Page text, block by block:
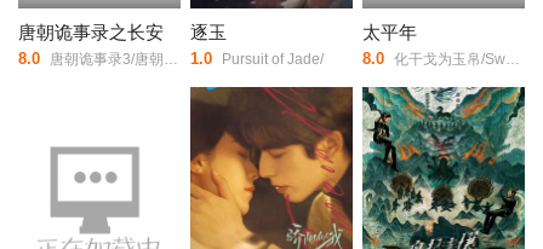
第19集 迅雷下载
迅雷下载 复制链接
第21集 迅雷下载 复制链接
第22集 迅雷下载 复制链接
唐朝诡事录之长安
8.0 唐朝诡事录3/唐朝诡事录/第三部/唐朝诡事录·长安/唐朝诡事录/第三季/唐诡3/Horror Stories of Tang Dynasty Ⅲ/Strange Legend of Tang Dynasty Ⅲ/Strange Tales of Tang Dynasty Ⅲ/
逐玉
1.0 Pursuit of Jade/
太平年
8.0 化干戈为玉帛/Swords into Plowshares/